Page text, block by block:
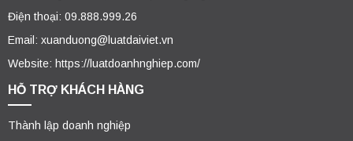
Điện thoại: 09.888.999.26
Email: xuanduong@luatdaiviet.vn
Website: https://luatdoanhnghiep.com/
HỖ TRỢ KHÁCH HÀNG
Thành lập doanh nghiệp